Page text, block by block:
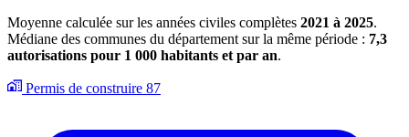
Moyenne calculée sur les années civiles complètes 2021 à 2025.
Médiane des communes du département sur la même période : 7,3
autorisations pour 1 000 habitants et par an.
Permis de construire 87